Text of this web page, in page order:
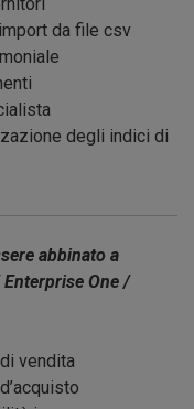
da file csv
degli indici di
abbinato a
One /
vendita